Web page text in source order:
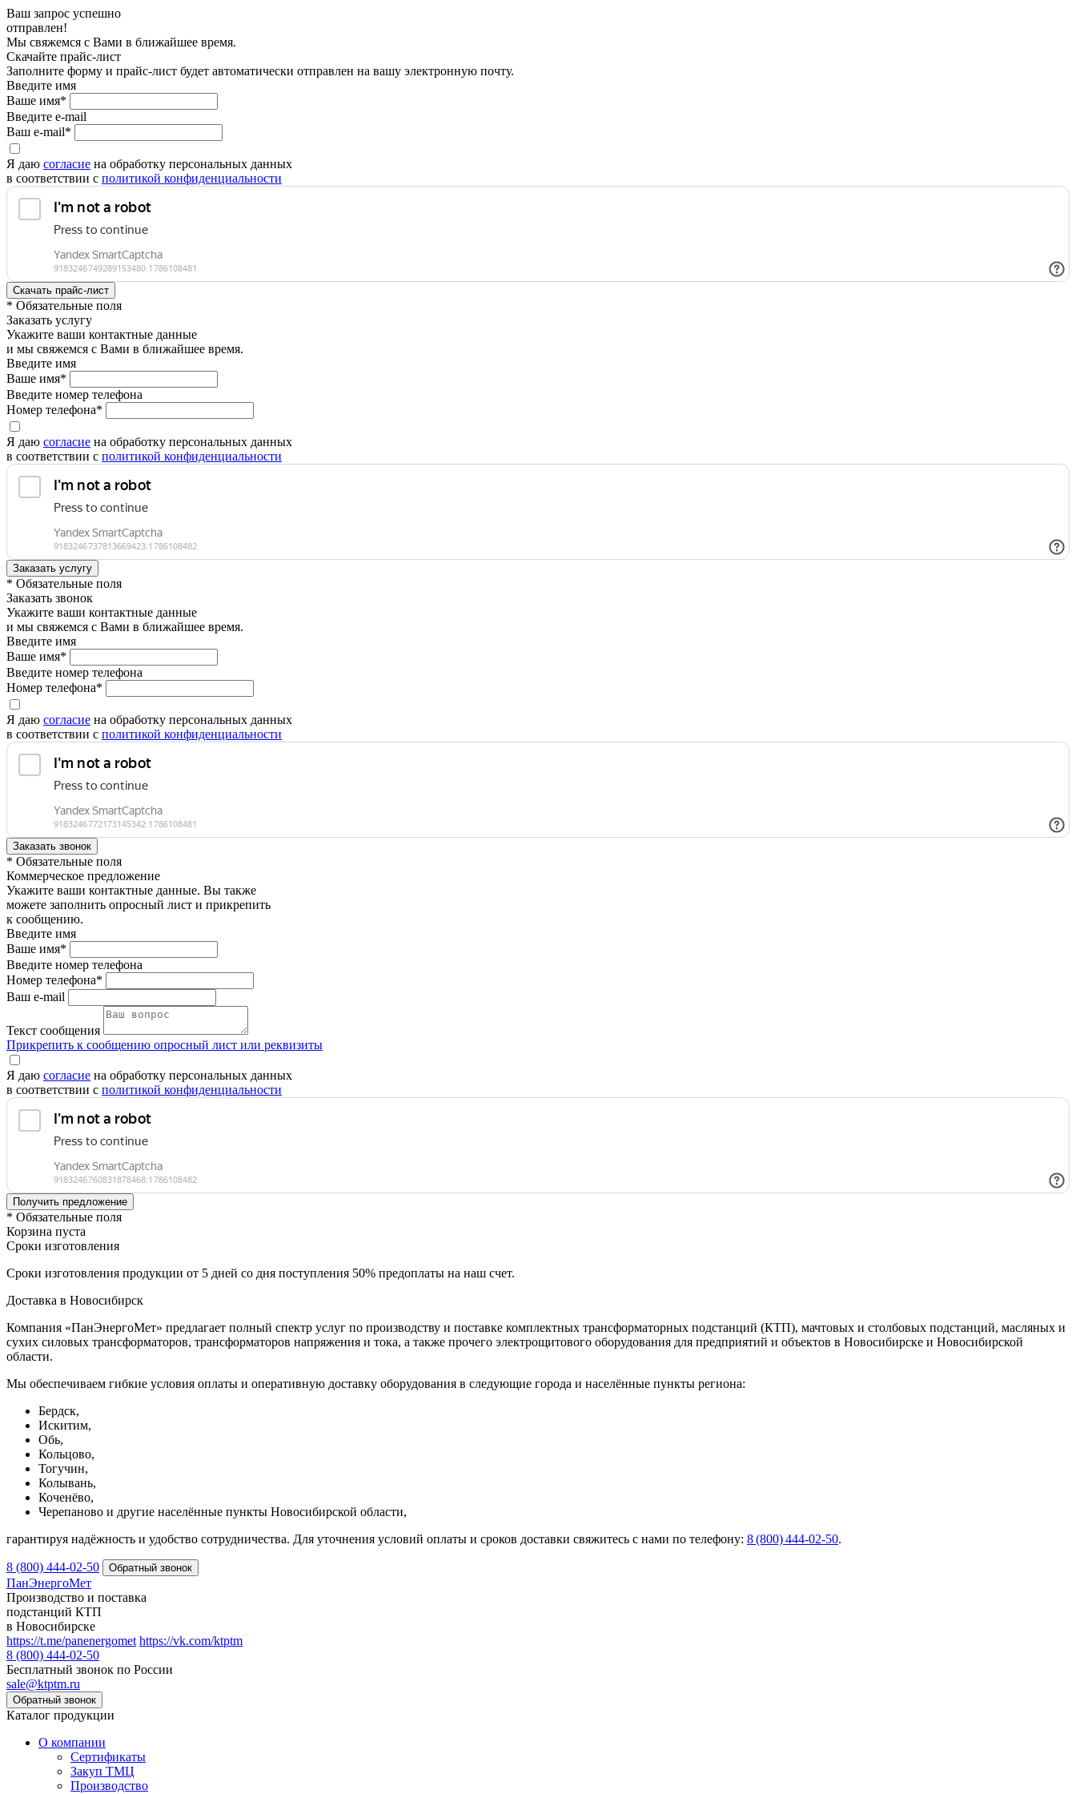
Ваш запрос успешно
отправлен!
Мы свяжемся с Вами в ближайшее время.
Скачайте прайс-лист
Заполните форму и прайс-лист будет автоматически отправлен на вашу электронную почту.
Введите имя
Ваше имя*
Введите e-mail
Ваш e-mail*
Я даю согласие на обработку персональных данных
в соответствии с политикой конфиденциальности
* Обязательные поля
Заказать услугу
Укажите ваши контактные данные
и мы свяжемся с Вами в ближайшее время.
Введите имя
Ваше имя*
Введите номер телефона
Номер телефона*
Я даю согласие на обработку персональных данных
в соответствии с политикой конфиденциальности
* Обязательные поля
Заказать звонок
Укажите ваши контактные данные
и мы свяжемся с Вами в ближайшее время.
Введите имя
Ваше имя*
Введите номер телефона
Номер телефона*
Я даю согласие на обработку персональных данных
в соответствии с политикой конфиденциальности
* Обязательные поля
Коммерческое предложение
Укажите ваши контактные данные. Вы также
можете заполнить опросный лист и прикрепить
к сообщению.
Введите имя
Ваше имя*
Введите номер телефона
Номер телефона*
Ваш e-mail
Текст сообщения
Прикрепить к сообщению опросный лист или реквизиты
Я даю согласие на обработку персональных данных
в соответствии с политикой конфиденциальности
* Обязательные поля
Корзина пуста
Сроки изготовления
Сроки изготовления продукции от 5 дней со дня поступления 50% предоплаты на наш счет.
Доставка в Новосибирск
Компания «ПанЭнергоМет» предлагает полный спектр услуг по производству и поставке комплектных трансформаторных подстанций (КТП), мачтовых и столбовых подстанций, масляных и
сухих силовых трансформаторов, трансформаторов напряжения и тока, а также прочего электрощитового оборудования для предприятий и объектов в Новосибирске и Новосибирской
области.
Мы обеспечиваем гибкие условия оплаты и оперативную доставку оборудования в следующие города и населённые пункты региона:
Бердск,
Искитим,
Обь,
Кольцово,
Тогучин,
Колывань,
Коченёво,
Черепаново и другие населённые пункты Новосибирской области,
гарантируя надёжность и удобство сотрудничества. Для уточнения условий оплаты и сроков доставки свяжитесь с нами по телефону: 8 (800) 444‑02‑50.
8 (800) 444-02-50
ПанЭнергоМет
Производство и поставка
подстанций КТП
в Новосибирске
https://t.me/panenergomet https://vk.com/ktptm
8 (800) 444-02-50
Бесплатный звонок по России
sale@ktptm.ru
Каталог продукции
О компании
Сертификаты
Закуп ТМЦ
Производство